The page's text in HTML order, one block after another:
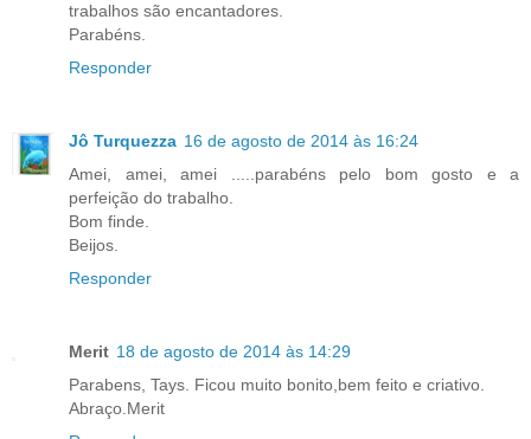
trabalhos são encantadores.
Parabéns.
Responder
Jô Turquezza 16 de agosto de 2014 às 16:24
Amei, amei, amei .....parabéns pelo bom gosto e a
perfeição do trabalho.
Bom finde.
Beijos.
Responder
Merit 18 de agosto de 2014 às 14:29
Parabens, Tays. Ficou muito bonito,bem feito e criativo.
Abraço.Merit